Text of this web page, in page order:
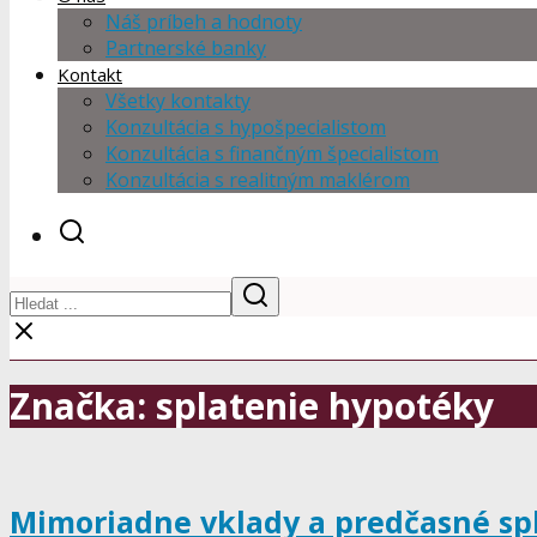
Náš príbeh a hodnoty
Partnerské banky
Kontakt
Všetky kontakty
Konzultácia s hypošpecialistom
Konzultácia s finančným špecialistom
Konzultácia s realitným maklérom
Značka: splatenie hypotéky
Mimoriadne vklady a predčasné